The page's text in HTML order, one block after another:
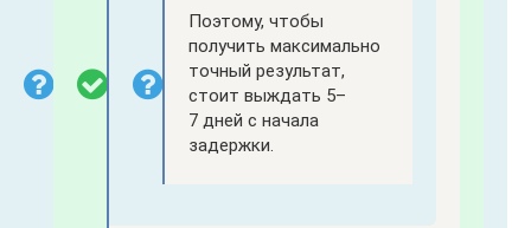
Поэтому, чтобы
получить максимально
точный результат,
стоит выждать 5–
7 дней с начала
задержки.